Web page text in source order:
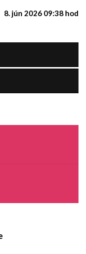
8. jún 2026 09:38 hod